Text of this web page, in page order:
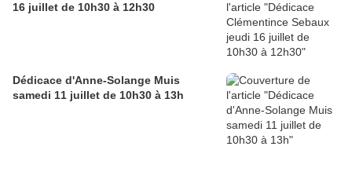
16 juillet de 10h30 à 12h30
Dédicace d'Anne-Solange Muis
samedi 11 juillet de 10h30 à 13h